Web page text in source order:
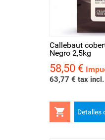
Callebaut
Negro 2,5kg
Precio
58,50 €
63,77 € tax incl.
 Detalles